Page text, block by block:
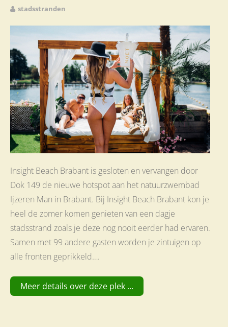
stadsstranden
Insight Beach Brabant is gesloten en vervangen door
Dok 149 de nieuwe hotspot aan het natuurzwembad
Ijzeren Man in Brabant. Bij Insight Beach Brabant kon je
heel de zomer komen genieten van een dagje
stadsstrand zoals je deze nog nooit eerder had ervaren.
Samen met 99 andere gasten worden je zintuigen op
alle fronten geprikkeld….
Meer details over deze plek ...